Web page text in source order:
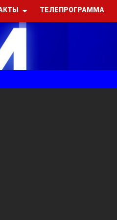
ТЕЛЕПРОГРАММА